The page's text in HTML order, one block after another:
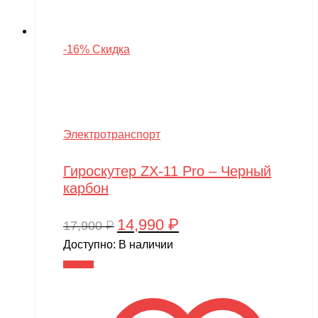
-16% Скидка
Электротранспорт
Гироскутер ZX-11 Pro – Черный
карбон
17,900₽ Первоначальная
цена
14,990 ₽
Доступно: В наличии